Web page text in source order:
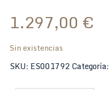
1.297,00 €
Sin existencias
SKU: ES001792Categoría: